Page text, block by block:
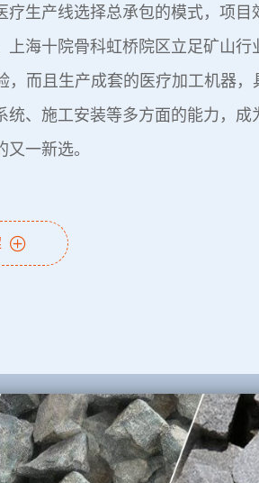
疗生产线选择总承包的模式，项目
上海十院骨科虹桥院区立足矿山行
，而且生产成套的医疗加工机器，
统、施工安装等多方面的能力，成
一新选。